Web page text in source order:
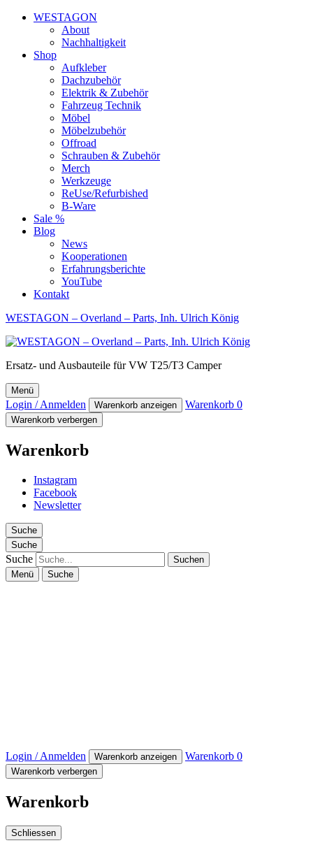
WESTAGON
About
Nachhaltigkeit
Shop
Aufkleber
Dachzubehör
Elektrik & Zubehör
Fahrzeug Technik
Möbel
Möbelzubehör
Offroad
Schrauben & Zubehör
Merch
Werkzeuge
ReUse/Refurbished
B-Ware
Sale %
Blog
News
Kooperationen
Erfahrungsberichte
YouTube
Kontakt
WESTAGON – Overland – Parts, Inh. Ulrich König
Ersatz- und Ausbauteile für VW T25/T3 Camper
Menü
Login / Anmelden Warenkorb anzeigen Warenkorb 0
Warenkorb verbergen
Warenkorb
Instagram
Facebook
Newsletter
Suche
Suche
Suche
Menü Suche
Login / Anmelden Warenkorb anzeigen Warenkorb 0
Warenkorb verbergen
Warenkorb
Schliessen